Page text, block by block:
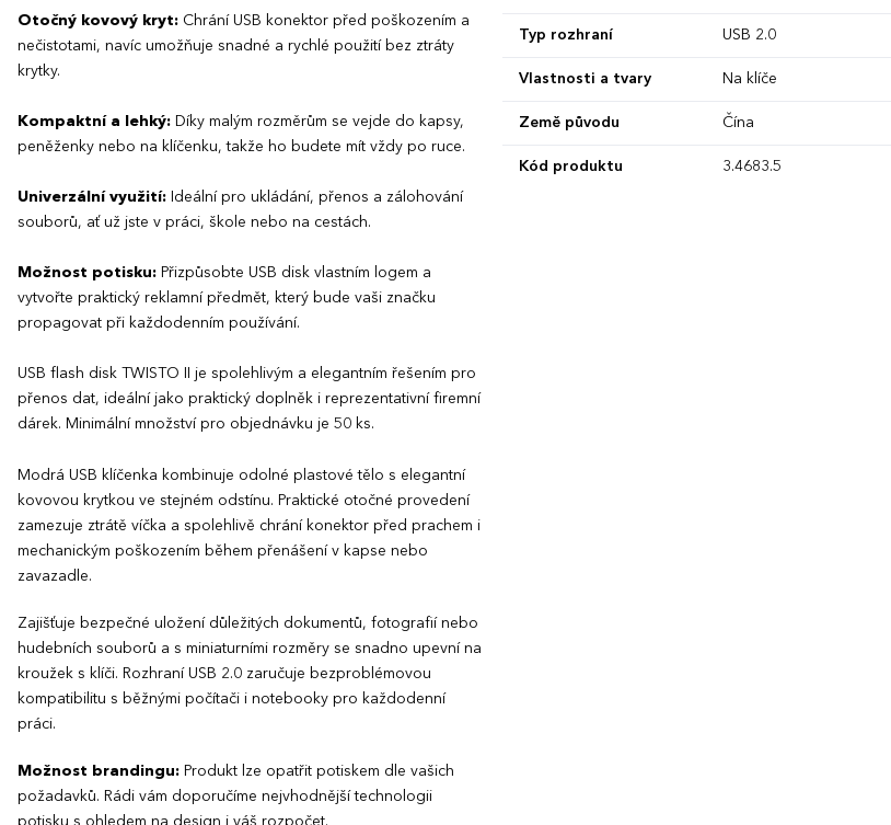
Otočný kovový kryt: Chrání USB konektor před poškozením a
nečistotami, navíc umožňuje snadné a rychlé použití bez ztráty
krytky.
Kompaktní a lehký: Díky malým rozměrům se vejde do kapsy,
peněženky nebo na klíčenku, takže ho budete mít vždy po ruce.
Univerzální využití: Ideální pro ukládání, přenos a zálohování
souborů, ať už jste v práci, škole nebo na cestách.
Možnost potisku: Přizpůsobte USB disk vlastním logem a
vytvořte praktický reklamní předmět, který bude vaši značku
propagovat při každodenním používání.
USB flash disk TWISTO II je spolehlivým a elegantním řešením pro
přenos dat, ideální jako praktický doplněk i reprezentativní firemní
dárek. Minimální množství pro objednávku je 50 ks.
Modrá USB klíčenka kombinuje odolné plastové tělo s elegantní
kovovou krytkou ve stejném odstínu. Praktické otočné provedení
zamezuje ztrátě víčka a spolehlivě chrání konektor před prachem i
mechanickým poškozením během přenášení v kapse nebo
zavazadle.
Zajišťuje bezpečné uložení důležitých dokumentů, fotografií nebo
hudebních souborů a s miniaturními rozměry se snadno upevní na
kroužek s klíči. Rozhraní USB 2.0 zaručuje bezproblémovou
kompatibilitu s běžnými počítači i notebooky pro každodenní
práci.
Možnost brandingu: Produkt lze opatřit potiskem dle vašich
požadavků. Rádi vám doporučíme nejvhodnější technologii
potisku s ohledem na design i váš rozpočet.
Typ rozhraní USB 2.0
Vlastnosti a tvary Na klíče
Země původu Čína
Kód produktu 3.4683.5